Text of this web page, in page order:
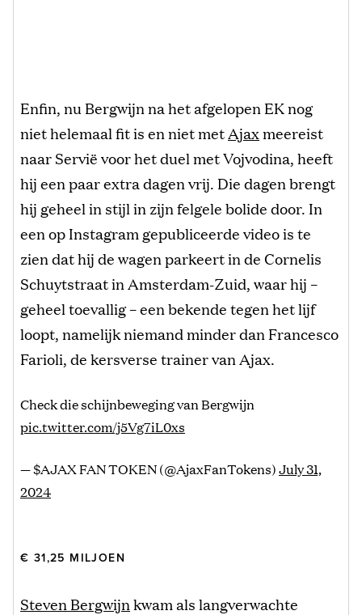
Enfin, nu Bergwijn na het afgelopen EK nog
niet helemaal fit is en niet metAjaxmeereist
naar Servië voor het duel met Vojvodina, heeft
hij een paar extra dagen vrij. Die dagen brengt
hij geheel in stijl in zijn felgele bolide door. In
een op Instagram gepubliceerde video is te
zien dat hij de wagen parkeert in de Cornelis
Schuytstraat in Amsterdam-Zuid, waar hij –
geheel toevallig – een bekende tegen het lijf
loopt, namelijk niemand minder dan Francesco
Farioli, de kersverse trainer van Ajax.
Check die schijnbeweging van Bergwijn
pic.twitter.com/j5Vg7iL0xs
— $AJAX FAN TOKEN (@AjaxFanTokens)July 31,
2024
€ 31,25 MILJOEN
Steven Bergwijnkwam als langverwachte